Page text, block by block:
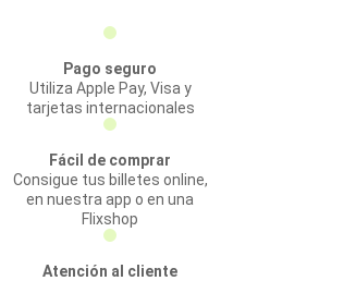
Pago seguro
Utiliza Apple Pay, Visa y
tarjetas internacionales
Fácil de comprar
Consigue tus billetes online,
en nuestra app o en una
Flixshop
Atención al cliente